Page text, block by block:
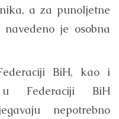
a za punoljetne
je osobna
BiH, kao i
Federaciji BiH
nepotrebno